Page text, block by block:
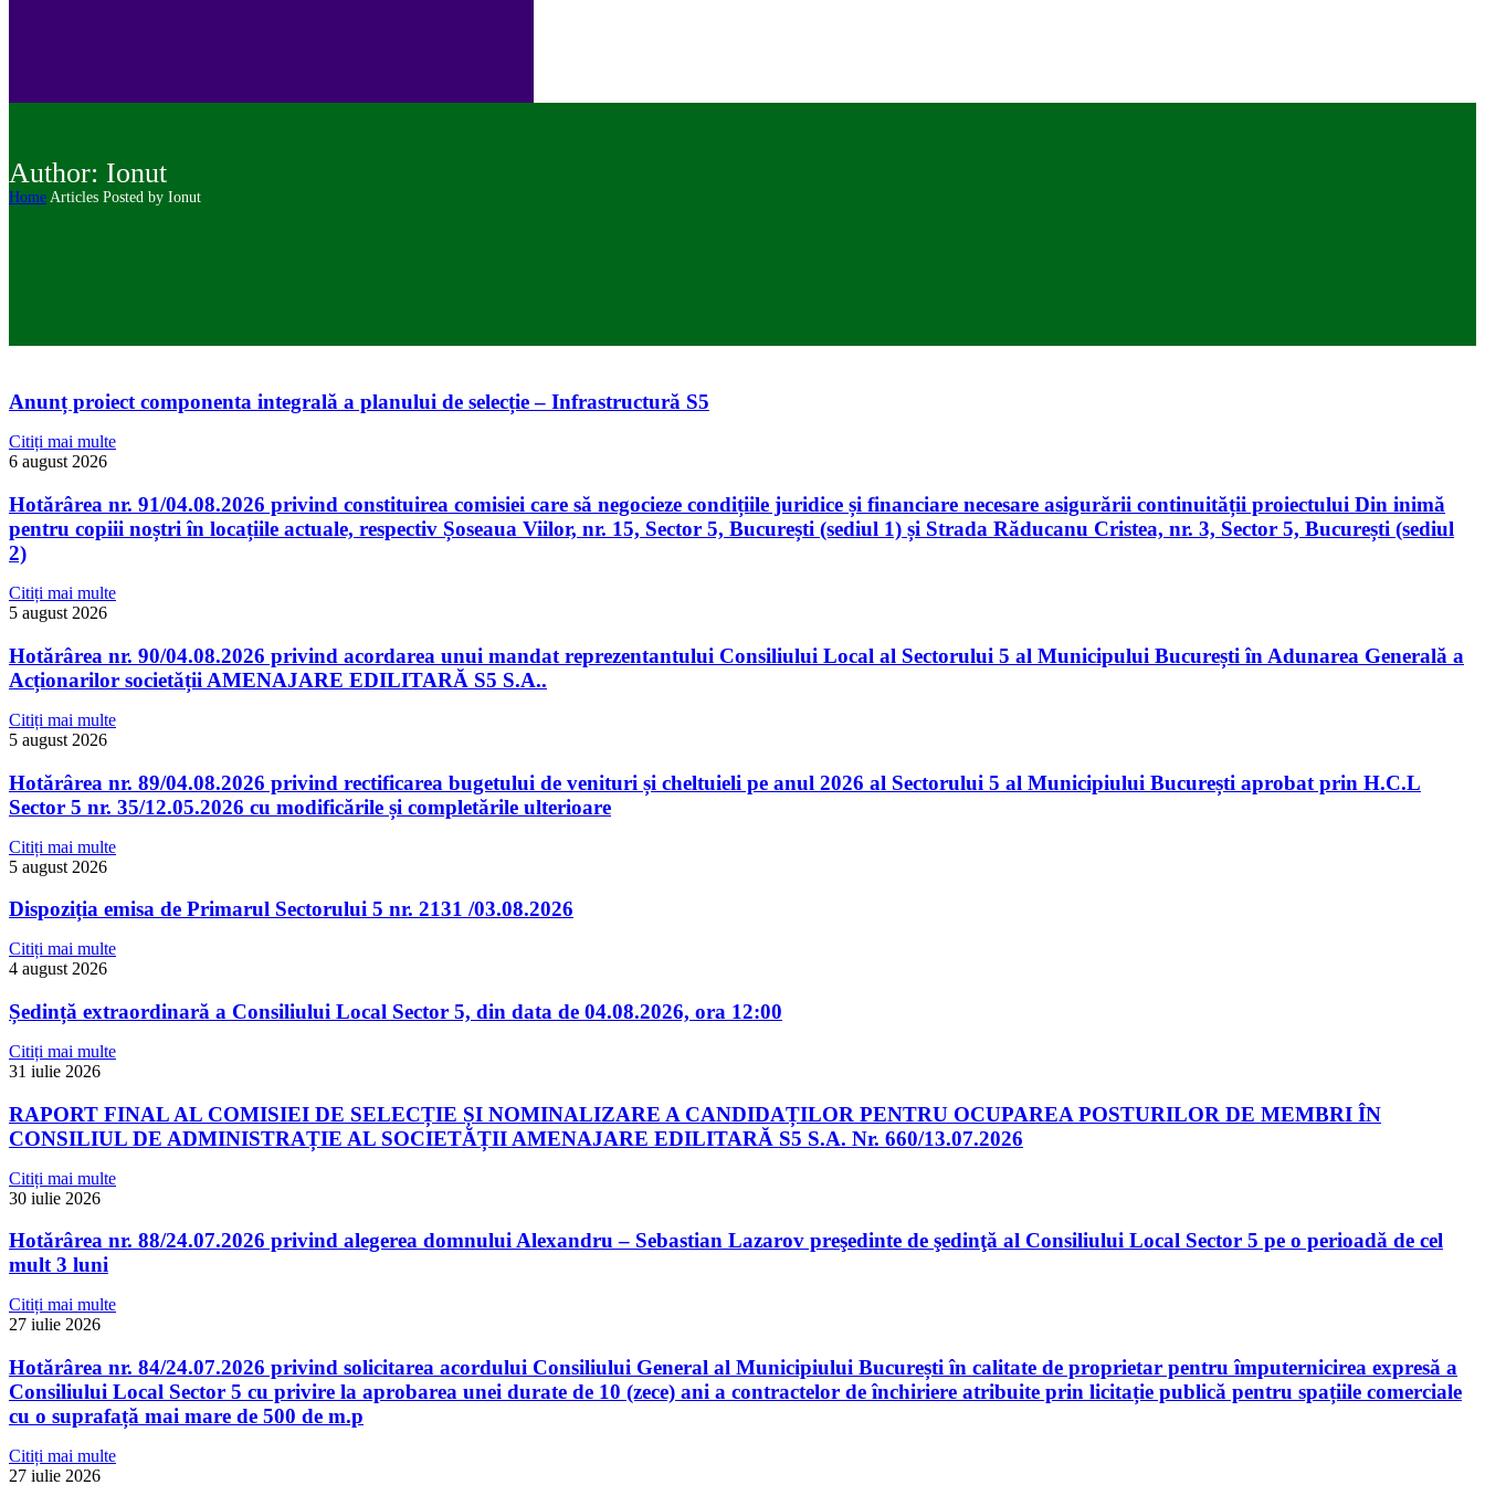
Author: Ionut
Home Articles Posted by Ionut
Anunț proiect componenta integrală a planului de selecție – Infrastructură S5
Citiți mai multe
6 august 2026
Hotărârea nr. 91/04.08.2026 privind constituirea comisiei care să negocieze condițiile juridice și financiare necesare asigurării continuității proiectului Din inimă
pentru copiii noștri în locațiile actuale, respectiv Șoseaua Viilor, nr. 15, Sector 5, București (sediul 1) și Strada Răducanu Cristea, nr. 3, Sector 5, București (sediul
2)
Citiți mai multe
5 august 2026
Hotărârea nr. 90/04.08.2026 privind acordarea unui mandat reprezentantului Consiliului Local al Sectorului 5 al Municipului București în Adunarea Generală a
Acționarilor societății AMENAJARE EDILITARĂ S5 S.A..
Citiți mai multe
5 august 2026
Hotărârea nr. 89/04.08.2026 privind rectificarea bugetului de venituri și cheltuieli pe anul 2026 al Sectorului 5 al Municipiului București aprobat prin H.C.L
Sector 5 nr. 35/12.05.2026 cu modificările și completările ulterioare
Citiți mai multe
5 august 2026
Dispoziția emisa de Primarul Sectorului 5 nr. 2131 /03.08.2026
Citiți mai multe
4 august 2026
Ședință extraordinară a Consiliului Local Sector 5, din data de 04.08.2026, ora 12:00
Citiți mai multe
31 iulie 2026
RAPORT FINAL AL COMISIEI DE SELECȚIE ȘI NOMINALIZARE A CANDIDAȚILOR PENTRU OCUPAREA POSTURILOR DE MEMBRI ÎN
CONSILIUL DE ADMINISTRAȚIE AL SOCIETĂȚII AMENAJARE EDILITARĂ S5 S.A. Nr. 660/13.07.2026
Citiți mai multe
30 iulie 2026
Hotărârea nr. 88/24.07.2026 privind alegerea domnului Alexandru – Sebastian Lazarov preşedinte de şedinţă al Consiliului Local Sector 5 pe o perioadă de cel
mult 3 luni
Citiți mai multe
27 iulie 2026
Hotărârea nr. 84/24.07.2026 privind solicitarea acordului Consiliului General al Municipiului București în calitate de proprietar pentru împuternicirea expresă a
Consiliului Local Sector 5 cu privire la aprobarea unei durate de 10 (zece) ani a contractelor de închiriere atribuite prin licitație publică pentru spațiile comerciale
cu o suprafață mai mare de 500 de m.p
Citiți mai multe
27 iulie 2026